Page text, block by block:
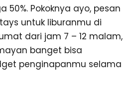
50%. Pokoknya ayo, pesan
untuk liburanmu di
dari jam 7 – 12 malam,
banget bisa
penginapanmu selama